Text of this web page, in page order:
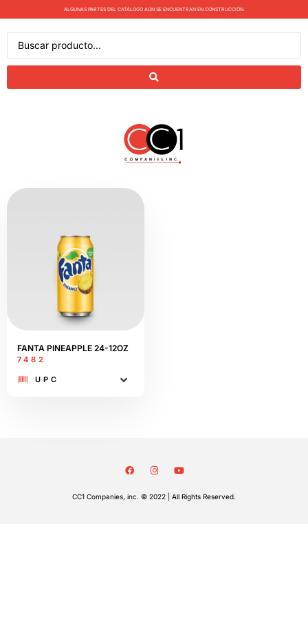
ALGUNAS PARTES DEL CATÁLOGO AÚN SE ENCUENTRAN EN CONSTRUCCIÓN.
FANTA PINEAPPLE 24-12OZ
7482
UPC
CC1 Companies, inc. © 2022 | All Rights Reserved.